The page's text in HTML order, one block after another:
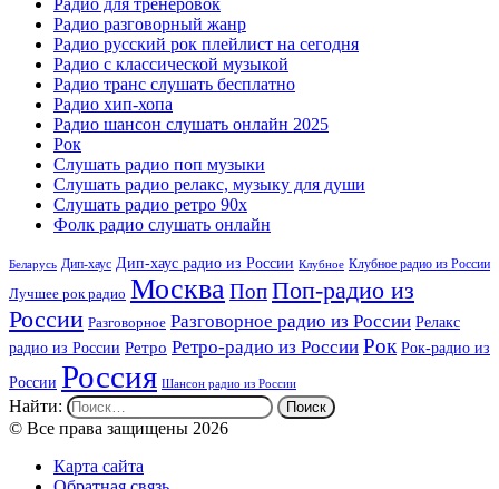
Радио для тренеровок
Радио разговорный жанр
Радио русский рок плейлист на сегодня
Радио с классической музыкой
Радио транс слушать бесплатно
Радио хип-хопа
Радио шансон слушать онлайн 2025
Рок
Слушать радио поп музыки
Слушать радио релакс, музыку для души
Слушать радио ретро 90х
Фолк радио слушать онлайн
Беларусь Дип-хаус Дип-хаус радио из России Клубное Клубное радио из России
Лучшее рок радио МоскваПопПоп-радио из
России Разговорное Разговорное радио из России Релакс
радио из России Ретро Ретро-радио из России Рок Рок-радио из
России Россия Шансон радио из России
Найти:
© Все права защищены 2026
Карта сайта